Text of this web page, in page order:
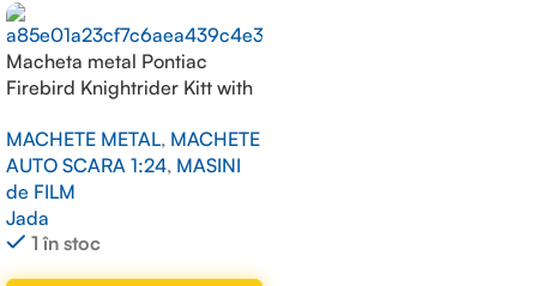
Macheta metal Pontiac
Firebird Knightrider Kitt with
hood, black 1/24
MACHETE METAL, MACHETE
AUTO SCARA 1:24, MASINI
de FILM
Jada
1 în stoc